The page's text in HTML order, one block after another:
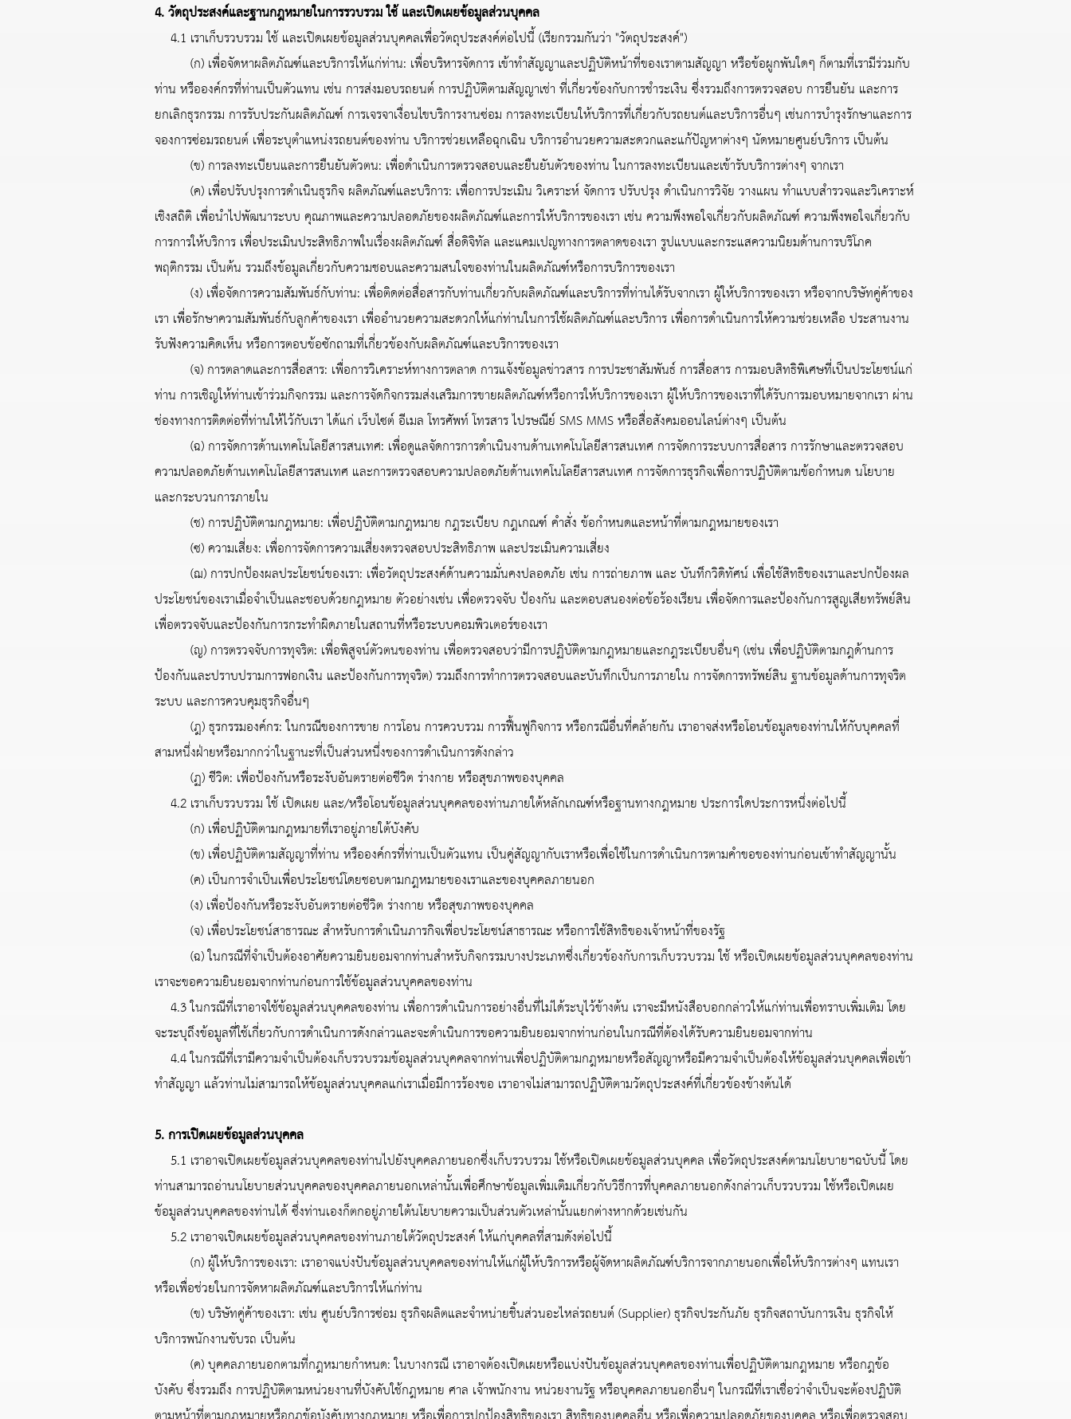
4. วัตถุประสงค์และฐานกฎหมายในการรวบรวม ใช้ และเปิดเผยข้อมูลส่วนบุคคล
4.1 เราเก็บรวบรวม ใช้ และเปิดเผยข้อมูลส่วนบุคคลเพื่อวัตถุประสงค์ต่อไปนี้ (เรียกรวมกันว่า "วัตถุประสงค์")
(ก) เพื่อจัดหาผลิตภัณฑ์และบริการให้แก่ท่าน: เพื่อบริหารจัดการ เข้าทำสัญญาและปฏิบัติหน้าที่ของเราตามสัญญา หรือข้อผูกพันใดๆ ก็ตามที่เรามีร่วมกับ
ท่าน หรือองค์กรที่ท่านเป็นตัวแทน เช่น การส่งมอบรถยนต์ การปฏิบัติตามสัญญาเช่า ที่เกี่ยวข้องกับการชำระเงิน ซึ่งรวมถึงการตรวจสอบ การยืนยัน และการ
ยกเลิกธุรกรรม การรับประกันผลิตภัณฑ์ การเจรจาเงื่อนไขบริการงานซ่อม การลงทะเบียนให้บริการที่เกี่ยวกับรถยนต์และบริการอื่นๆ เช่นการบำรุงรักษาและการ
จองการซ่อมรถยนต์ เพื่อระบุตำแหน่งรถยนต์ของท่าน บริการช่วยเหลือฉุกเฉิน บริการอำนวยความสะดวกและแก้ปัญหาต่างๆ นัดหมายศูนย์บริการ เป็นต้น
(ข) การลงทะเบียนและการยืนยันตัวตน: เพื่อดำเนินการตรวจสอบและยืนยันตัวของท่าน ในการลงทะเบียนและเข้ารับบริการต่างๆ จากเรา
(ค) เพื่อปรับปรุงการดำเนินธุรกิจ ผลิตภัณฑ์และบริการ: เพื่อการประเมิน วิเคราะห์ จัดการ ปรับปรุง ดำเนินการวิจัย วางแผน ทำแบบสำรวจและวิเคราะห์
เชิงสถิติ เพื่อนำไปพัฒนาระบบ คุณภาพและความปลอดภัยของผลิตภัณฑ์และการให้บริการของเรา เช่น ความพึงพอใจเกี่ยวกับผลิตภัณฑ์ ความพึงพอใจเกี่ยวกับ
การการให้บริการ เพื่อประเมินประสิทธิภาพในเรื่องผลิตภัณฑ์ สื่อดิจิทัล และแคมเปญทางการตลาดของเรา รูปแบบและกระแสความนิยมด้านการบริโภค
พฤติกรรม เป็นต้น รวมถึงข้อมูลเกี่ยวกับความชอบและความสนใจของท่านในผลิตภัณฑ์หรือการบริการของเรา
(ง) เพื่อจัดการความสัมพันธ์กับท่าน: เพื่อติดต่อสื่อสารกับท่านเกี่ยวกับผลิตภัณฑ์และบริการที่ท่านได้รับจากเรา ผู้ให้บริการของเรา หรือจากบริษัทคู่ค้าของ
เรา เพื่อรักษาความสัมพันธ์กับลูกค้าของเรา เพื่ออำนวยความสะดวกให้แก่ท่านในการใช้ผลิตภัณฑ์และบริการ เพื่อการดำเนินการให้ความช่วยเหลือ ประสานงาน
รับฟังความคิดเห็น หรือการตอบข้อซักถามที่เกี่ยวข้องกับผลิตภัณฑ์และบริการของเรา
(จ) การตลาดและการสื่อสาร: เพื่อการวิเคราะห์ทางการตลาด การแจ้งข้อมูลข่าวสาร การประชาสัมพันธ์ การสื่อสาร การมอบสิทธิพิเศษที่เป็นประโยชน์แก่
ท่าน การเชิญให้ท่านเข้าร่วมกิจกรรม และการจัดกิจกรรมส่งเสริมการขายผลิตภัณฑ์หรือการให้บริการของเรา ผู้ให้บริการของเราที่ได้รับการมอบหมายจากเรา ผ่าน
ช่องทางการติดต่อที่ท่านให้ไว้กับเรา ได้แก่ เว็บไซต์ อีเมล โทรศัพท์ โทรสาร ไปรษณีย์ SMS MMS หรือสื่อสังคมออนไลน์ต่างๆ เป็นต้น
(ฉ) การจัดการด้านเทคโนโลยีสารสนเทศ: เพื่อดูแลจัดการการดำเนินงานด้านเทคโนโลยีสารสนเทศ การจัดการระบบการสื่อสาร การรักษาและตรวจสอบ
ความปลอดภัยด้านเทคโนโลยีสารสนเทศ และการตรวจสอบความปลอดภัยด้านเทคโนโลยีสารสนเทศ การจัดการธุรกิจเพื่อการปฏิบัติตามข้อกำหนด นโยบาย
และกระบวนการภายใน
(ช) การปฏิบัติตามกฎหมาย: เพื่อปฏิบัติตามกฎหมาย กฎระเบียบ กฎเกณฑ์ คำสั่ง ข้อกำหนดและหน้าที่ตามกฎหมายของเรา
(ซ) ความเสี่ยง: เพื่อการจัดการความเสี่ยงตรวจสอบประสิทธิภาพ และประเมินความเสี่ยง
(ฌ) การปกป้องผลประโยชน์ของเรา: เพื่อวัตถุประสงค์ด้านความมั่นคงปลอดภัย เช่น การถ่ายภาพ และ บันทึกวิดิทัศน์ เพื่อใช้สิทธิของเราและปกป้องผล
ประโยชน์ของเราเมื่อจำเป็นและชอบด้วยกฎหมาย ตัวอย่างเช่น เพื่อตรวจจับ ป้องกัน และตอบสนองต่อข้อร้องเรียน เพื่อจัดการและป้องกันการสูญเสียทรัพย์สิน
เพื่อตรวจจับและป้องกันการกระทำผิดภายในสถานที่หรือระบบคอมพิวเตอร์ของเรา
(ญ) การตรวจจับการทุจริต: เพื่อพิสูจน์ตัวตนของท่าน เพื่อตรวจสอบว่ามีการปฏิบัติตามกฎหมายและกฎระเบียบอื่นๆ (เช่น เพื่อปฏิบัติตามกฎด้านการ
ป้องกันและปราบปรามการฟอกเงิน และป้องกันการทุจริต) รวมถึงการทำการตรวจสอบและบันทึกเป็นการภายใน การจัดการทรัพย์สิน ฐานข้อมูลด้านการทุจริต
ระบบ และการควบคุมธุรกิจอื่นๆ
(ฎ) ธุรกรรมองค์กร: ในกรณีของการขาย การโอน การควบรวม การฟื้นฟูกิจการ หรือกรณีอื่นที่คล้ายกัน เราอาจส่งหรือโอนข้อมูลของท่านให้กับบุคคลที่
สามหนึ่งฝ่ายหรือมากกว่าในฐานะที่เป็นส่วนหนึ่งของการดำเนินการดังกล่าว
(ฏ) ชีวิต: เพื่อป้องกันหรือระงับอันตรายต่อชีวิต ร่างกาย หรือสุขภาพของบุคคล
4.2 เราเก็บรวบรวม ใช้ เปิดเผย และ/หรือโอนข้อมูลส่วนบุคคลของท่านภายใต้หลักเกณฑ์หรือฐานทางกฎหมาย ประการใดประการหนึ่งต่อไปนี้
(ก) เพื่อปฏิบัติตามกฎหมายที่เราอยู่ภายใต้บังคับ
(ข) เพื่อปฏิบัติตามสัญญาที่ท่าน หรือองค์กรที่ท่านเป็นตัวแทน เป็นคู่สัญญากับเราหรือเพื่อใช้ในการดำเนินการตามคำขอของท่านก่อนเข้าทำสัญญานั้น
(ค) เป็นการจำเป็นเพื่อประโยชน์โดยชอบตามกฎหมายของเราและของบุคคลภายนอก
(ง) เพื่อป้องกันหรือระงับอันตรายต่อชีวิต ร่างกาย หรือสุขภาพของบุคคล
(จ) เพื่อประโยชน์สาธารณะ สำหรับการดำเนินภารกิจเพื่อประโยชน์สาธารณะ หรือการใช้สิทธิของเจ้าหน้าที่ของรัฐ
(ฉ) ในกรณีที่จำเป็นต้องอาศัยความยินยอมจากท่านสำหรับกิจกรรมบางประเภทซึ่งเกี่ยวข้องกับการเก็บรวบรวม ใช้ หรือเปิดเผยข้อมูลส่วนบุคคลของท่าน
เราจะขอความยินยอมจากท่านก่อนการใช้ข้อมูลส่วนบุคคลของท่าน
4.3 ในกรณีที่เราอาจใช้ข้อมูลส่วนบุคคลของท่าน เพื่อการดำเนินการอย่างอื่นที่ไม่ได้ระบุไว้ข้างต้น เราจะมีหนังสือบอกกล่าวให้แก่ท่านเพื่อทราบเพิ่มเติม โดย
จะระบุถึงข้อมูลที่ใช้เกี่ยวกับการดำเนินการดังกล่าวและจะดำเนินการขอความยินยอมจากท่านก่อนในกรณีที่ต้องได้รับความยินยอมจากท่าน
4.4 ในกรณีที่เรามีความจำเป็นต้องเก็บรวบรวมข้อมูลส่วนบุคคลจากท่านเพื่อปฏิบัติตามกฎหมายหรือสัญญาหรือมีความจำเป็นต้องให้ข้อมูลส่วนบุคคลเพื่อเข้า
ทำสัญญา แล้วท่านไม่สามารถให้ข้อมูลส่วนบุคคลแก่เราเมื่อมีการร้องขอ เราอาจไม่สามารถปฏิบัติตามวัตถุประสงค์ที่เกี่ยวข้องข้างต้นได้
5. การเปิดเผยข้อมูลส่วนบุคคล
5.1 เราอาจเปิดเผยข้อมูลส่วนบุคคลของท่านไปยังบุคคลภายนอกซึ่งเก็บรวบรวม ใช้หรือเปิดเผยข้อมูลส่วนบุคคล เพื่อวัตถุประสงค์ตามนโยบายฯฉบับนี้ โดย
ท่านสามารถอ่านนโยบายส่วนบุคคลของบุคคลภายนอกเหล่านั้นเพื่อศึกษาข้อมูลเพิ่มเติมเกี่ยวกับวิธีการที่บุคคลภายนอกดังกล่าวเก็บรวบรวม ใช้หรือเปิดเผย
ข้อมูลส่วนบุคคลของท่านได้ ซึ่งท่านเองก็ตกอยู่ภายใต้นโยบายความเป็นส่วนตัวเหล่านั้นแยกต่างหากด้วยเช่นกัน
5.2 เราอาจเปิดเผยข้อมูลส่วนบุคคลของท่านภายใต้วัตถุประสงค์ ให้แก่บุคคลที่สามดังต่อไปนี้
(ก) ผู้ให้บริการของเรา: เราอาจแบ่งปันข้อมูลส่วนบุคคลของท่านให้แก่ผู้ให้บริการหรือผู้จัดหาผลิตภัณฑ์บริการจากภายนอกเพื่อให้บริการต่างๆ แทนเรา
หรือเพื่อช่วยในการจัดหาผลิตภัณฑ์และบริการให้แก่ท่าน
(ข) บริษัทคู่ค้าของเรา: เช่น ศูนย์บริการซ่อม ธุรกิจผลิตและจำหน่ายชิ้นส่วนอะไหล่รถยนต์ (Supplier) ธุรกิจประกันภัย ธุรกิจสถาบันการเงิน ธุรกิจให้
บริการพนักงานขับรถ เป็นต้น
(ค) บุคคลภายนอกตามที่กฎหมายกำหนด: ในบางกรณี เราอาจต้องเปิดเผยหรือแบ่งปันข้อมูลส่วนบุคคลของท่านเพื่อปฏิบัติตามกฎหมาย หรือกฎข้อ
บังคับ ซึ่งรวมถึง การปฏิบัติตามหน่วยงานที่บังคับใช้กฎหมาย ศาล เจ้าพนักงาน หน่วยงานรัฐ หรือบุคคลภายนอกอื่นๆ ในกรณีที่เราเชื่อว่าจำเป็นจะต้องปฏิบัติ